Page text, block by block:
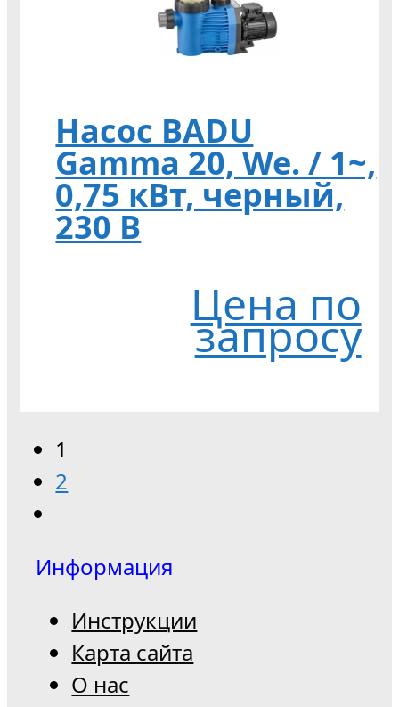
Насос BADU
Gamma 20, We. / 1~,
0,75 кВт, черный,
230 В
Цена по
запросу
1
2
Информация
Инструкции
Карта сайта
О нас